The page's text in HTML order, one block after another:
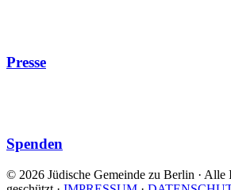
Presse
Spenden
© 2026 Jüdische Gemeinde zu Berlin · Alle